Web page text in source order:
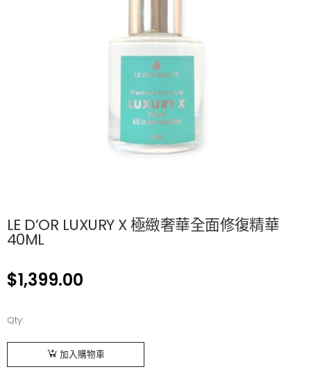
LE D’OR LUXURY X 極緻奢華全面修復精華
40ML
$1,399.00
Qty:
加入購物車